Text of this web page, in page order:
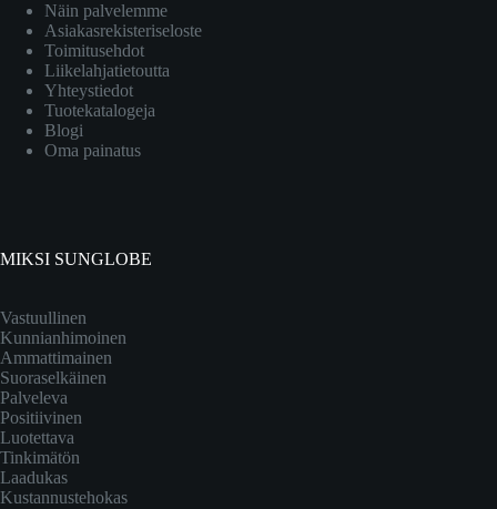
Näin palvelemme
Asiakasrekisteriseloste
Toimitusehdot
Liikelahjatietoutta
Yhteystiedot
Tuotekatalogeja
Blogi
Oma painatus
MIKSI SUNGLOBE
Vastuullinen
Kunnianhimoinen
Ammattimainen
Suoraselkäinen
Palveleva
Positiivinen
Luotettava
Tinkimätön
Laadukas
Kustannustehokas